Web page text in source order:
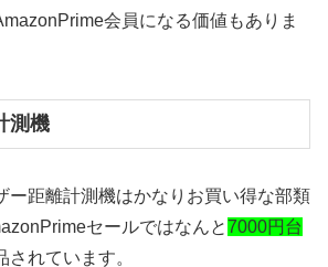
会員になる価値もありま
測機
ー距離計測機はかなりお買い得な部類
セールではなんと7000円台
れています。